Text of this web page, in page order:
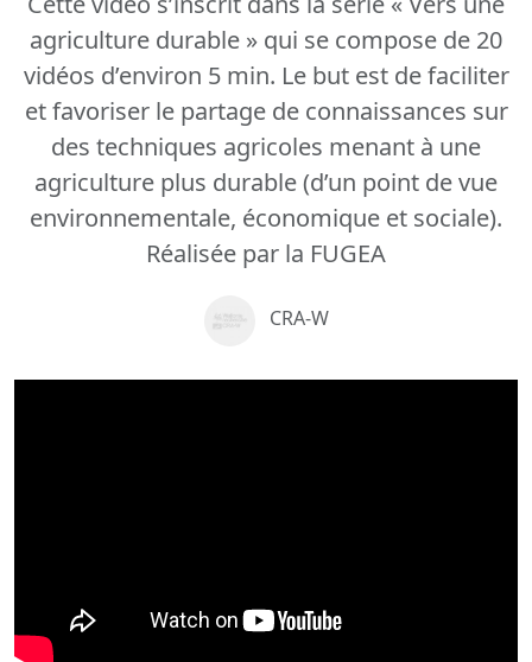
agriculture durable » qui se compose de 20
vidéos d’environ 5 min. Le but est de faciliter
et favoriser le partage de connaissances sur
des techniques agricoles menant à une
agriculture plus durable (d’un point de vue
environnementale, économique et sociale).
Réalisée par la FUGEA
CRA-W